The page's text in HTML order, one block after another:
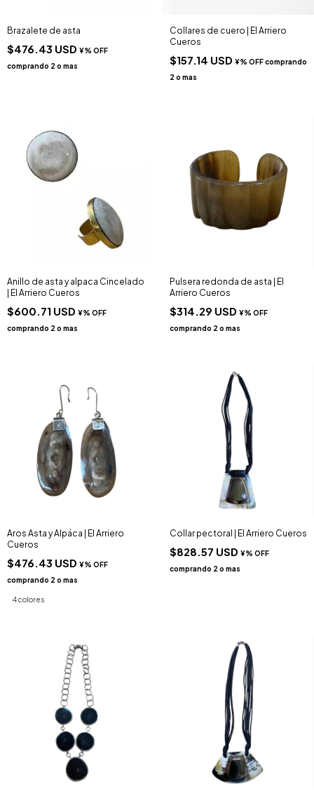
Brazalete de asta
$476.43 USD
Collares de cuero | El Arriero
Cueros
$157.14 USD
Anillo de asta y alpaca Cincelado
| El Arriero Cueros
$600.71 USD
Pulsera redonda de asta | El
Arriero Cueros
$314.29 USD
Aros Asta y Alpáca | El Arriero
Cueros
$476.43 USD
4 colores
Collar pectoral | El Arriero Cueros
$828.57 USD